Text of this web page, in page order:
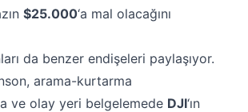
$25.000‘a mal olacağını
da benzer endişeleri paylaşıyor.
arama-kurtarma
ve olay yeri belgelemede DJI‘ın